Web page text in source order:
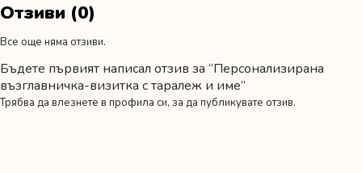
Отзиви (0)
Все още няма отзиви.
Бъдете първият написал отзив за “Персонализирана
възглавничка-визитка с таралеж и име”
Трябва да влезнете в профила си, за да публикувате отзив.